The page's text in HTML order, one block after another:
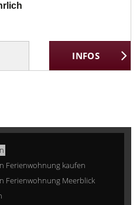
Ferienwohnung kaufen
Ferienwohnung Meerblick